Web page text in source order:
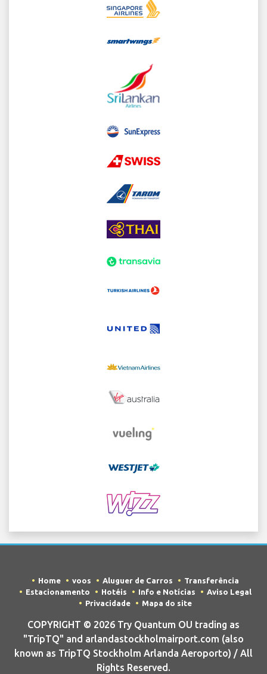
Home voos Aluguer de Carros
Transferência
Estacionamento
Hotéis Info e Notícias
Aviso Legal
Privacidade
Mapa do site
COPYRIGHT © 2026 Try Quantum OU trading as
"TripTQ" and arlandastockholmairport.com (also
known as TripTQ Stockholm Arlanda Aeroporto) / All
Rights Reserved.